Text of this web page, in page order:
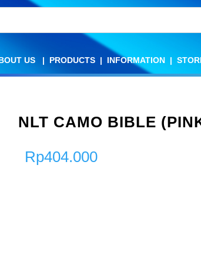
US | PRODUCTS | INFORMATION |
US | PRODUCTS | INFORMATION |
NLT CAMO BIBLE
Rp404.000